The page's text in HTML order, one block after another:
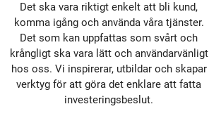
Det ska vara riktigt enkelt att bli kund,
komma igång och använda våra tjänster.
Det som kan uppfattas som svårt och
krångligt ska vara lätt och användarvänligt
hos oss. Vi inspirerar, utbildar och skapar
verktyg för att göra det enklare att fatta
investeringsbeslut.